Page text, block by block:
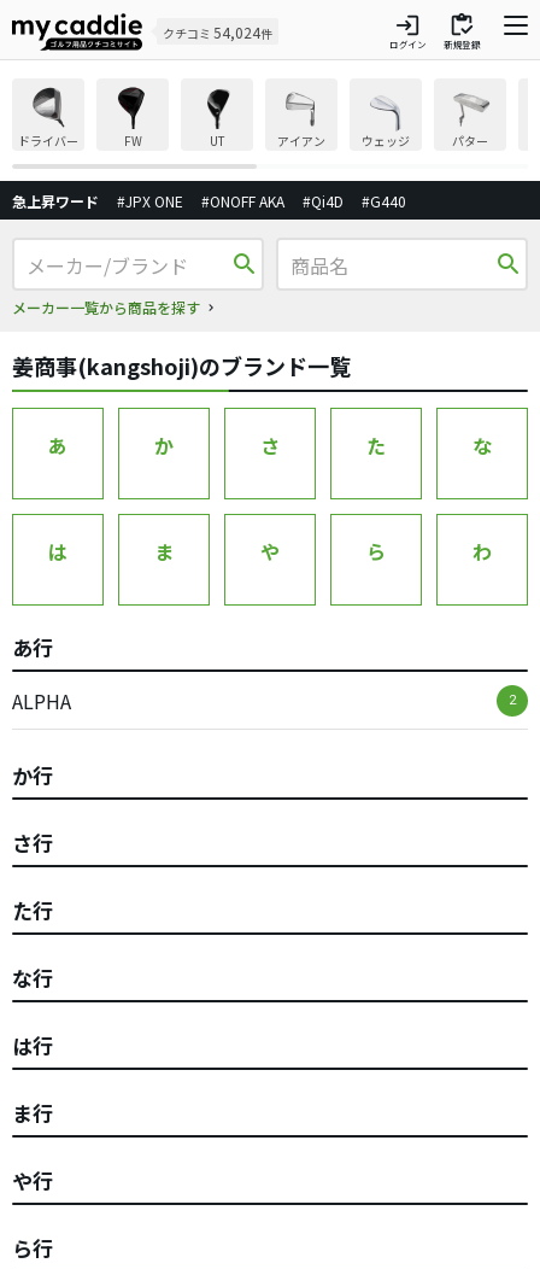
クチコミ 54,024件 login
ログイン
inventory
新規登録
ドライバー FW UT アイアン ウェッジ パター
急上昇ワード #JPX ONE #ONOFF AKA #Qi4D #G440
search
メーカー一覧から商品を探す
search
姜商事(kangshoji)のブランド一覧
あ か さ た な
は ま や ら わ
あ行
ALPHA 2
か行
さ行
た行
な行
は行
ま行
や行
ら行